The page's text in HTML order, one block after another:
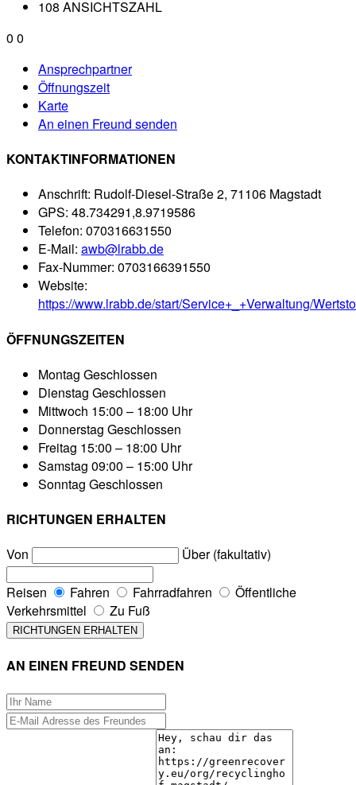
108 ANSICHTSZAHL
0 0
Ansprechpartner
Öffnungszeit
Karte
An einen Freund senden
KONTAKTINFORMATIONEN
Anschrift: Rudolf-Diesel-Straße 2, 71106 Magstadt
GPS: 48.734291,8.9719586
Telefon: 070316631550
E-Mail: awb@lrabb.de
Fax-Nummer: 0703166391550
Website:
https://www.lrabb.de/start/Service+_+Verwaltung/
ÖFFNUNGSZEITEN
Montag Geschlossen
Dienstag Geschlossen
Mittwoch 15:00 – 18:00 Uhr
Donnerstag Geschlossen
Freitag 15:00 – 18:00 Uhr
Samstag 09:00 – 15:00 Uhr
Sonntag Geschlossen
RICHTUNGEN ERHALTEN
Von
Über (fakultativ)
Reisen Fahren Fahrradfahren
Öffentliche
Verkehrsmittel
Zu Fuß
AN EINEN FREUND SENDEN